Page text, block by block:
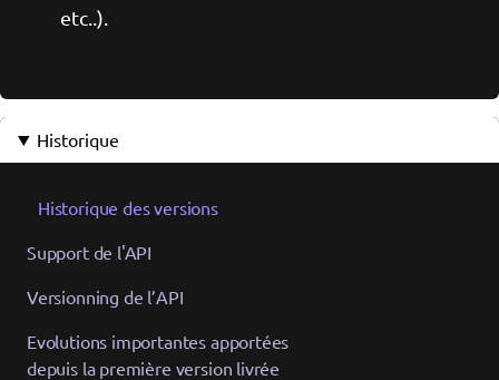
etc..).
Historique
Historique des versions
Support de l'API
Versionning de l’API
Evolutions importantes apportées
depuis la première version livrée